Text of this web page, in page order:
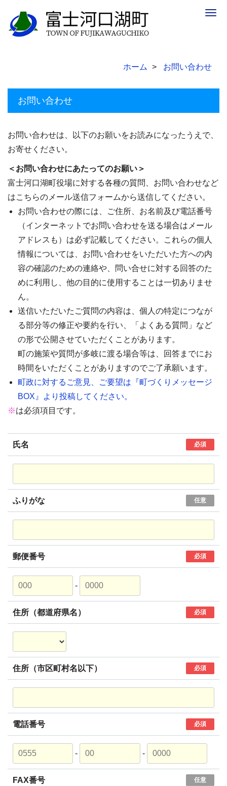
ホーム お問い合わせ
お問い合わせ
お問い合わせは、以下のお願いをお読みになったうえで、
お寄せください。
＜お問い合わせにあたってのお願い＞
富士河口湖町役場に対する各種の質問、お問い合わせなど
はこちらのメール送信フォームから送信してください。
お問い合わせの際には、ご住所、お名前及び電話番号
（インターネットでお問い合わせを送る場合はメール
アドレスも）は必ず記載してください。これらの個人
情報については、お問い合わせをいただいた方への内
容の確認のための連絡や、問い合せに対する回答のた
めに利用し、他の目的に使用することは一切ありませ
ん。
送信いただいたご質問の内容は、個人の特定につなが
る部分等の修正や要約を行い、「よくある質問」など
の形で公開させていただくことがあります。
町の施策や質問が多岐に渡る場合等は、回答までにお
時間をいただくことがありますのでご了承願います。
町政に対するご意見、ご要望は『町づくりメッセージ
BOX』より投稿してください。
※は必須項目です。
氏名 必須
ふりがな 任意
郵便番号 必須
-
住所（都道府県名） 必須
住所（市区町村名以下） 必須
電話番号 必須
- -
FAX番号 任意